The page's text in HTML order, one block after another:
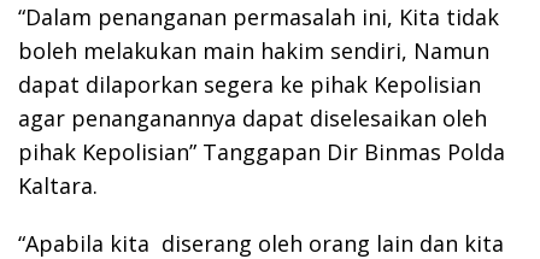
“Dalam penanganan permasalah ini, Kita tidak
boleh melakukan main hakim sendiri, Namun
dapat dilaporkan segera ke pihak Kepolisian
agar penanganannya dapat diselesaikan oleh
pihak Kepolisian” Tanggapan Dir Binmas Polda
Kaltara.
“Apabila kita diserang oleh orang lain dan kita